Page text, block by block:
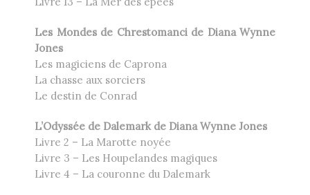
Les Mondes de Chrestomanci de Diana Wynne
Jones
Les magiciens de Caprona
La chasse aux sorciers
Le destin de Conrad
L’Odyssée de Dalemark de Diana Wynne Jones
Livre 2 – La Marotte noyée
Livre 3 – Les Houpelandes magiques
Livre 4 – La couronne du Dalemark